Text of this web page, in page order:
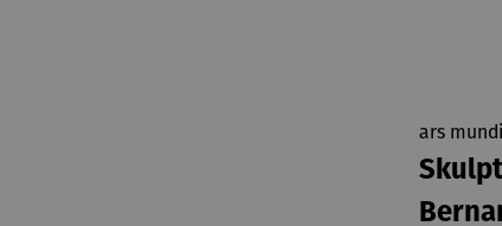
ars mundi